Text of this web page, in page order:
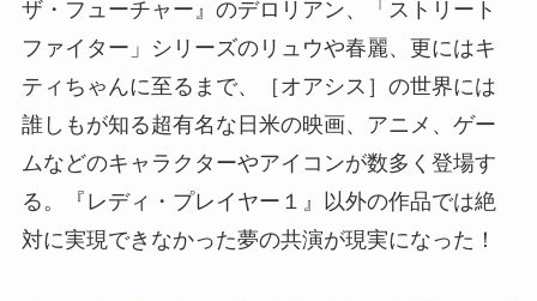
ザ・フューチャー』のデロリアン、「ストリート
ファイター」シリーズのリュウや春麗、更にはキ
ティちゃんに至るまで、［オアシス］の世界には
誰しもが知る超有名な日米の映画、アニメ、ゲー
ムなどのキャラクターやアイコンが数多く登場す
る。『レディ・プレイヤー１』以外の作品では絶
対に実現できなかった夢の共演が現実になった！